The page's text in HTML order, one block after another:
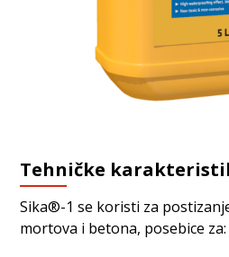
Tehničke
Sika®-1 se koristi za
mortova i betona, posebice za: